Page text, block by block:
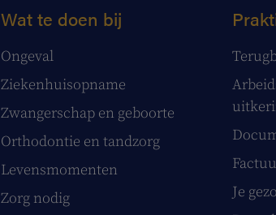
Wat te doen bij
Ongeval
Ziekenhuisopname
Zwangerschap en geboorte
Orthodontie en tandzorg
Levensmomenten
Zorg nodig
Je